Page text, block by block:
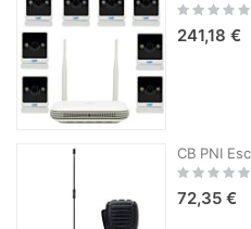
Rating:
241,18 €
Rating:
72,35 €